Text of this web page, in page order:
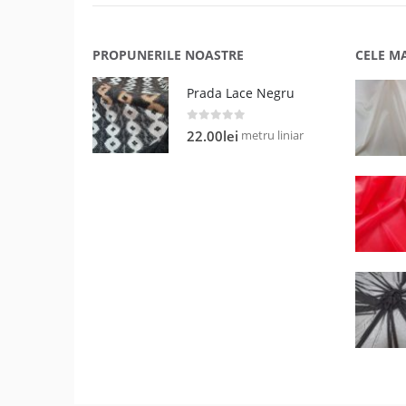
PROPUNERILE NOASTRE
Prada Lace Negru
0 out of 5
22.00lei metru liniar
CELE